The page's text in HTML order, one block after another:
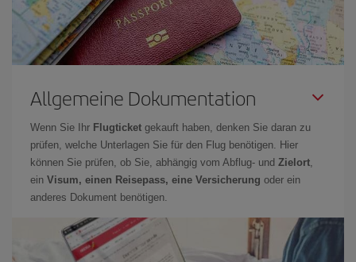
Allgemeine Dokumentation
Wenn Sie Ihr Flugticket gekauft haben, denken Sie daran zu
prüfen, welche Unterlagen Sie für den Flug benötigen. Hier
können Sie prüfen, ob Sie, abhängig vom Abflug- und Zielort,
ein Visum, einen Reisepass, eine Versicherung oder ein
anderes Dokument benötigen.